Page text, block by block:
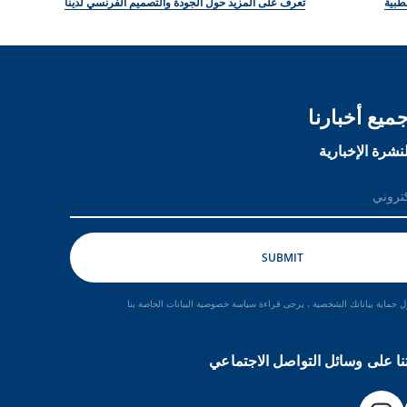
أخبارنا
الإخبارية
حماية بياناتك الشخصية ، يرجى قراءة سياسة خصوصية البيانات الخاصة بنا
على وسائل التواصل الاجتماعي